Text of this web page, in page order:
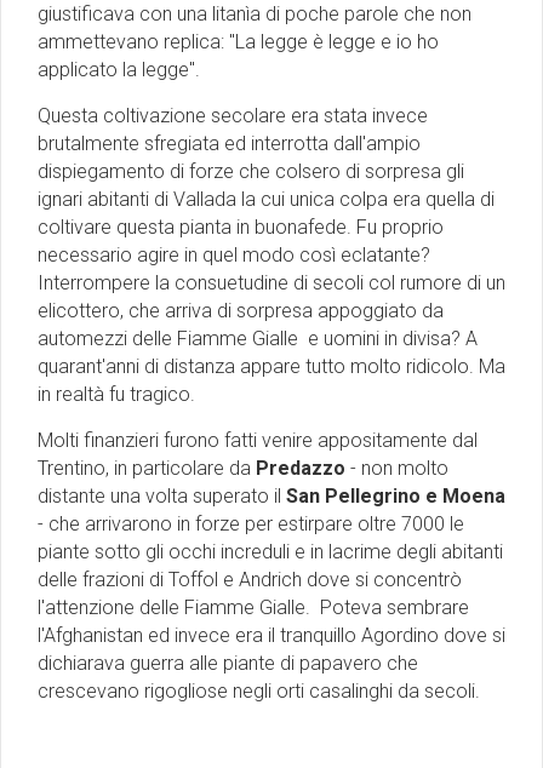
giustificava con una litanìa di poche parole che non
ammettevano replica: ''La legge è legge e io ho
applicato la legge''.
Questa coltivazione secolare era stata invece
brutalmente sfregiata ed interrotta dall'ampio
dispiegamento di forze che colsero di sorpresa gli
ignari abitanti di Vallada la cui unica colpa era quella di
coltivare questa pianta in buonafede. Fu proprio
necessario agire in quel modo così eclatante?
Interrompere la consuetudine di secoli col rumore di un
elicottero, che arriva di sorpresa appoggiato da
automezzi delle Fiamme Gialle e uomini in divisa? A
quarant'anni di distanza appare tutto molto ridicolo. Ma
in realtà fu tragico.
Molti finanzieri furono fatti venire appositamente dal
Trentino, in particolare da Predazzo - non molto
distante una volta superato il San Pellegrino e Moena
- che arrivarono in forze per estirpare oltre 7000 le
piante sotto gli occhi increduli e in lacrime degli abitanti
delle frazioni di Toffol e Andrich dove si concentrò
l'attenzione delle Fiamme Gialle. Poteva sembrare
l'Afghanistan ed invece era il tranquillo Agordino dove si
dichiarava guerra alle piante di papavero che
crescevano rigogliose negli orti casalinghi da secoli.